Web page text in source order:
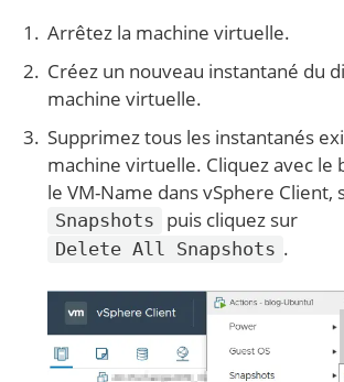
Arrêtez la machine virtuelle.
Créez un nouveau instantané du
machine virtuelle.
Supprimez tous les instantanés
machine virtuelle. Cliquez avec le
le VM-Name dans vSphere Client,
Snapshots puis cliquez sur
Delete All Snapshots .